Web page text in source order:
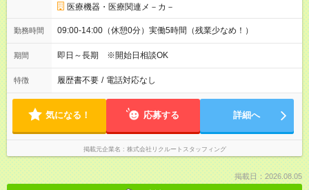
医療機器・医療関連メ－カ－
勤務時間 09:00-14:00（休憩0分）実働5時間（残業少なめ！）
期間 即日～長期 ※開始日相談OK
特徴 履歴書不要 / 電話対応なし
気になる！ 応募する 詳細へ
掲載元企業名 株式会社リクルートスタッフィング
掲載日：2026.08.05